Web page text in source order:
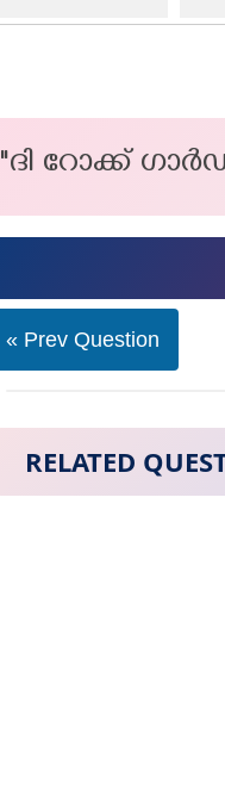
"ദി റോക്ക്
« Prev Question
RELATED